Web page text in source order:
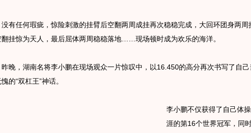
任何瑕疵，惊险刺激的挂臂后空翻两周成挂再次稳稳完成，大回环团身两周
翻挂惊为天人，最后屈体两周稳稳落地……现场顿时成为欢乐的海洋。
，湖南名将李小鹏在现场观众一片惊叹中，以16.450的高分再次书写了自己
的“双杠王”神话。
李小鹏不仅获得了自己体
涯的第16个世界冠军，同